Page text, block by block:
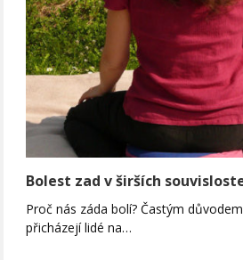
Bolest zad v širších
Proč nás záda bolí? Častým
přicházejí lidé na…